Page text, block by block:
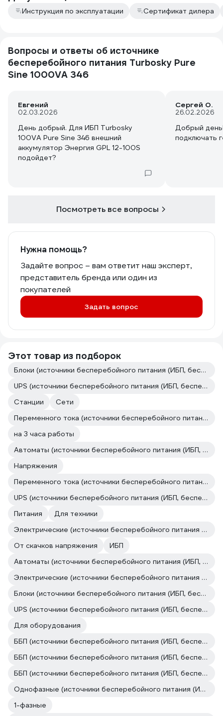
Инструкция по эксплуатации Сертификат дилера
Вопросы и ответы об источнике
бесперебойного питания Turbosky Pure
Sine 1000VA 346
Евгений
02.03.2026
День добрый. Для ИБП Turbosky
100VA Pure Sine 346 внешний
аккумулятор Энергия GPL 12-100S
подойдет?
Сергей О.
26.02.2026
Добрый
подключать
Посмотреть все вопросы
Нужна помощь?
Задайте вопрос – вам ответит наш эксперт,
представитель бренда или один из
покупателей
Задать вопрос
Этот товар из подборок
Блоки (источники бесперебойного питания (ИБП, бесперебойники))
UPS (источники бесперебойного питания (ИБП, бесперебойники))
Станции
Сети
Переменного тока (источники бесперебойного питания (ИБП, бесперебойники))
на 3 часа работы
Автоматы (источники бесперебойного питания (ИБП, бесперебойники))
Напряжения
Переменного тока (источники бесперебойного питания (ИБП, бесперебойники))
UPS (источники бесперебойного питания (ИБП, бесперебойники))
Питания
Для техники
Электрические (источники бесперебойного питания (ИБП, бесперебойники))
От скачков напряжения
ИБП
Автоматы (источники бесперебойного питания (ИБП, бесперебойники))
Электрические (источники бесперебойного питания (ИБП, бесперебойники))
Блоки (источники бесперебойного питания (ИБП, бесперебойники))
UPS (источники бесперебойного питания (ИБП, бесперебойники))
Для оборудования
ББП (источники бесперебойного питания (ИБП, бесперебойники))
ББП (источники бесперебойного питания (ИБП, бесперебойники))
ББП (источники бесперебойного питания (ИБП, бесперебойники))
Однофазные (источники бесперебойного питания (ИБП, бесперебойники))
1-фазные